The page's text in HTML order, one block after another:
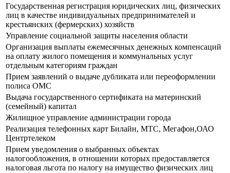
Государственная регистрация юридических лиц, физических
лиц в качестве индивидуальных предпринимателей и
крестьянских (фермерских) хозяйств
Управление социальной защиты населения области
Организация выплаты ежемесячных денежных компенсаций
на оплату жилого помещения и коммунальных услуг
отдельным категориям граждан
Прием заявлений о выдаче дубликата или переоформлении
полиса ОМС
Выдача государственного сертификата на материнский
(семейный) капитал
Жилищное управление администрации города
Реализация телефонных карт Билайн, МТС, Мегафон,ОАО
Центртелеком
Прием уведомления о выбранных объектах
налогообложения, в отношении которых предоставляется
налоговая льгота по налогу на имущество физических лиц